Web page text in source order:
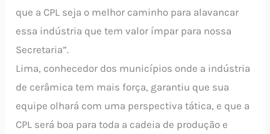
que a CPL seja o melhor caminho para alavancar
essa indústria que tem valor ímpar para nossa
Secretaria”.
Lima, conhecedor dos municípios onde a indústria
de cerâmica tem mais força, garantiu que sua
equipe olhará com uma perspectiva tática, e que a
CPL será boa para toda a cadeia de produção e